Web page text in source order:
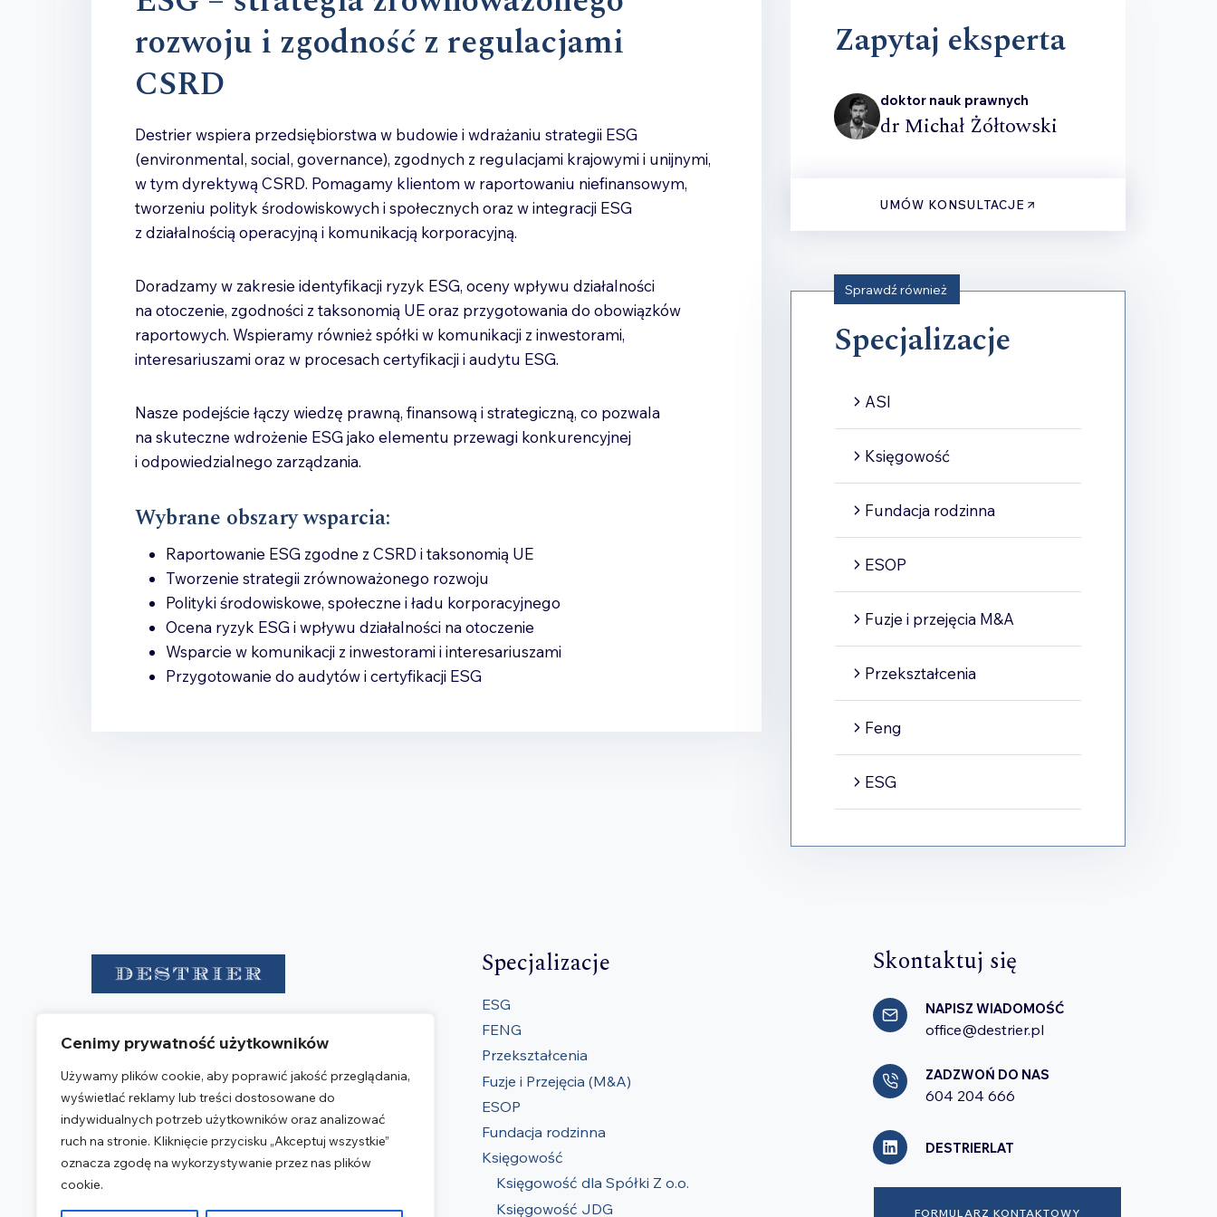
Cenimy prywatność użytkowników
Używamy plików cookie, aby poprawić jakość przeglądania,
wyświetlać reklamy lub treści dostosowane do
indywidualnych potrzeb użytkowników oraz analizować
ruch na stronie. Kliknięcie przycisku „Akceptuj wszystkie”
oznacza zgodę na wykorzystywanie przez nas plików
cookie.
rozwoju i zgodność z regulacjami
CSRD
Destrier wspiera przedsiębiorstwa w budowie i wdrażaniu strategii ESG
(environmental, social, governance), zgodnych z regulacjami krajowymi i unijnymi,
w tym dyrektywą CSRD. Pomagamy klientom w raportowaniu niefinansowym,
tworzeniu polityk środowiskowych i społecznych oraz w integracji ESG
z działalnością operacyjną i komunikacją korporacyjną.
Doradzamy w zakresie identyfikacji ryzyk ESG, oceny wpływu działalności
na otoczenie, zgodności z taksonomią UE oraz przygotowania do obowiązków
raportowych. Wspieramy również spółki w komunikacji z inwestorami,
interesariuszami oraz w procesach certyfikacji i audytu ESG.
Nasze podejście łączy wiedzę prawną, finansową i strategiczną, co pozwala
na skuteczne wdrożenie ESG jako elementu przewagi konkurencyjnej
i odpowiedzialnego zarządzania.
Wybrane obszary wsparcia:
Raportowanie ESG zgodne z CSRD i taksonomią UE
Tworzenie strategii zrównoważonego rozwoju
Polityki środowiskowe, społeczne i ładu korporacyjnego
Ocena ryzyk ESG i wpływu działalności na otoczenie
Wsparcie w komunikacji z inwestorami i interesariuszami
Przygotowanie do audytów i certyfikacji ESG
Zapytaj eksperta
doktor nauk prawnych
dr Michał Żółtowski
UMÓW KONSULTACJE
Sprawdź również
Specjalizacje
ASI
Księgowość
Fundacja rodzinna
ESOP
Fuzje i przejęcia M&A
Przekształcenia
Feng
ESG
doradczych zapewniających obsługę
w zakresie kancelarii prawnej,
księgowości oraz podatków.
NASZE BIURO
Warsaw Corporate Center
Specjalizacje
ESG
FENG
Przekształcenia
Fuzje i Przejęcia (M&A)
ESOP
Fundacja rodzinna
Księgowość
Księgowość dla Spółki Z o.o.
Księgowość JDG
Skontaktuj się
NAPISZ WIADOMOŚĆ
office@destrier.pl
ZADZWOŃ DO NAS
604 204 666
DESTRIERLAT
FORMULARZ KONTAKTOWY